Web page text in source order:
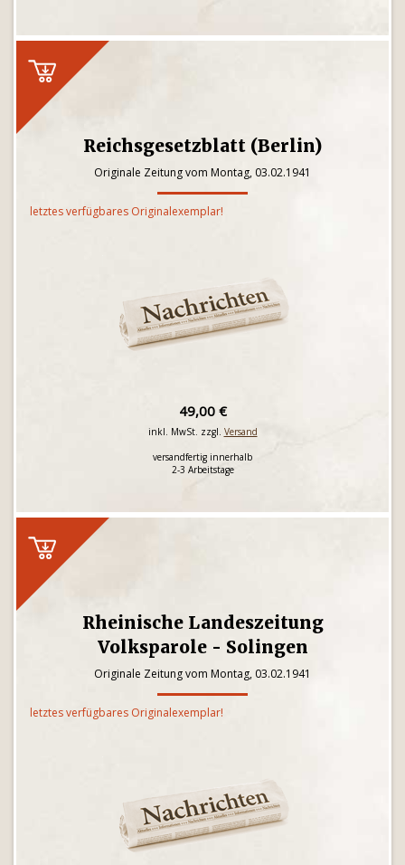
Reichsgesetzblatt (Berlin)
Originale Zeitung vom Montag, 03.02.1941
letztes verfügbares Originalexemplar!
49,00 €
inkl. MwSt. zzgl. Versand
versandfertig innerhalb
2-3 Arbeitstage
Rheinische Landeszeitung
Volksparole - Solingen
Originale Zeitung vom Montag, 03.02.1941
letztes verfügbares Originalexemplar!